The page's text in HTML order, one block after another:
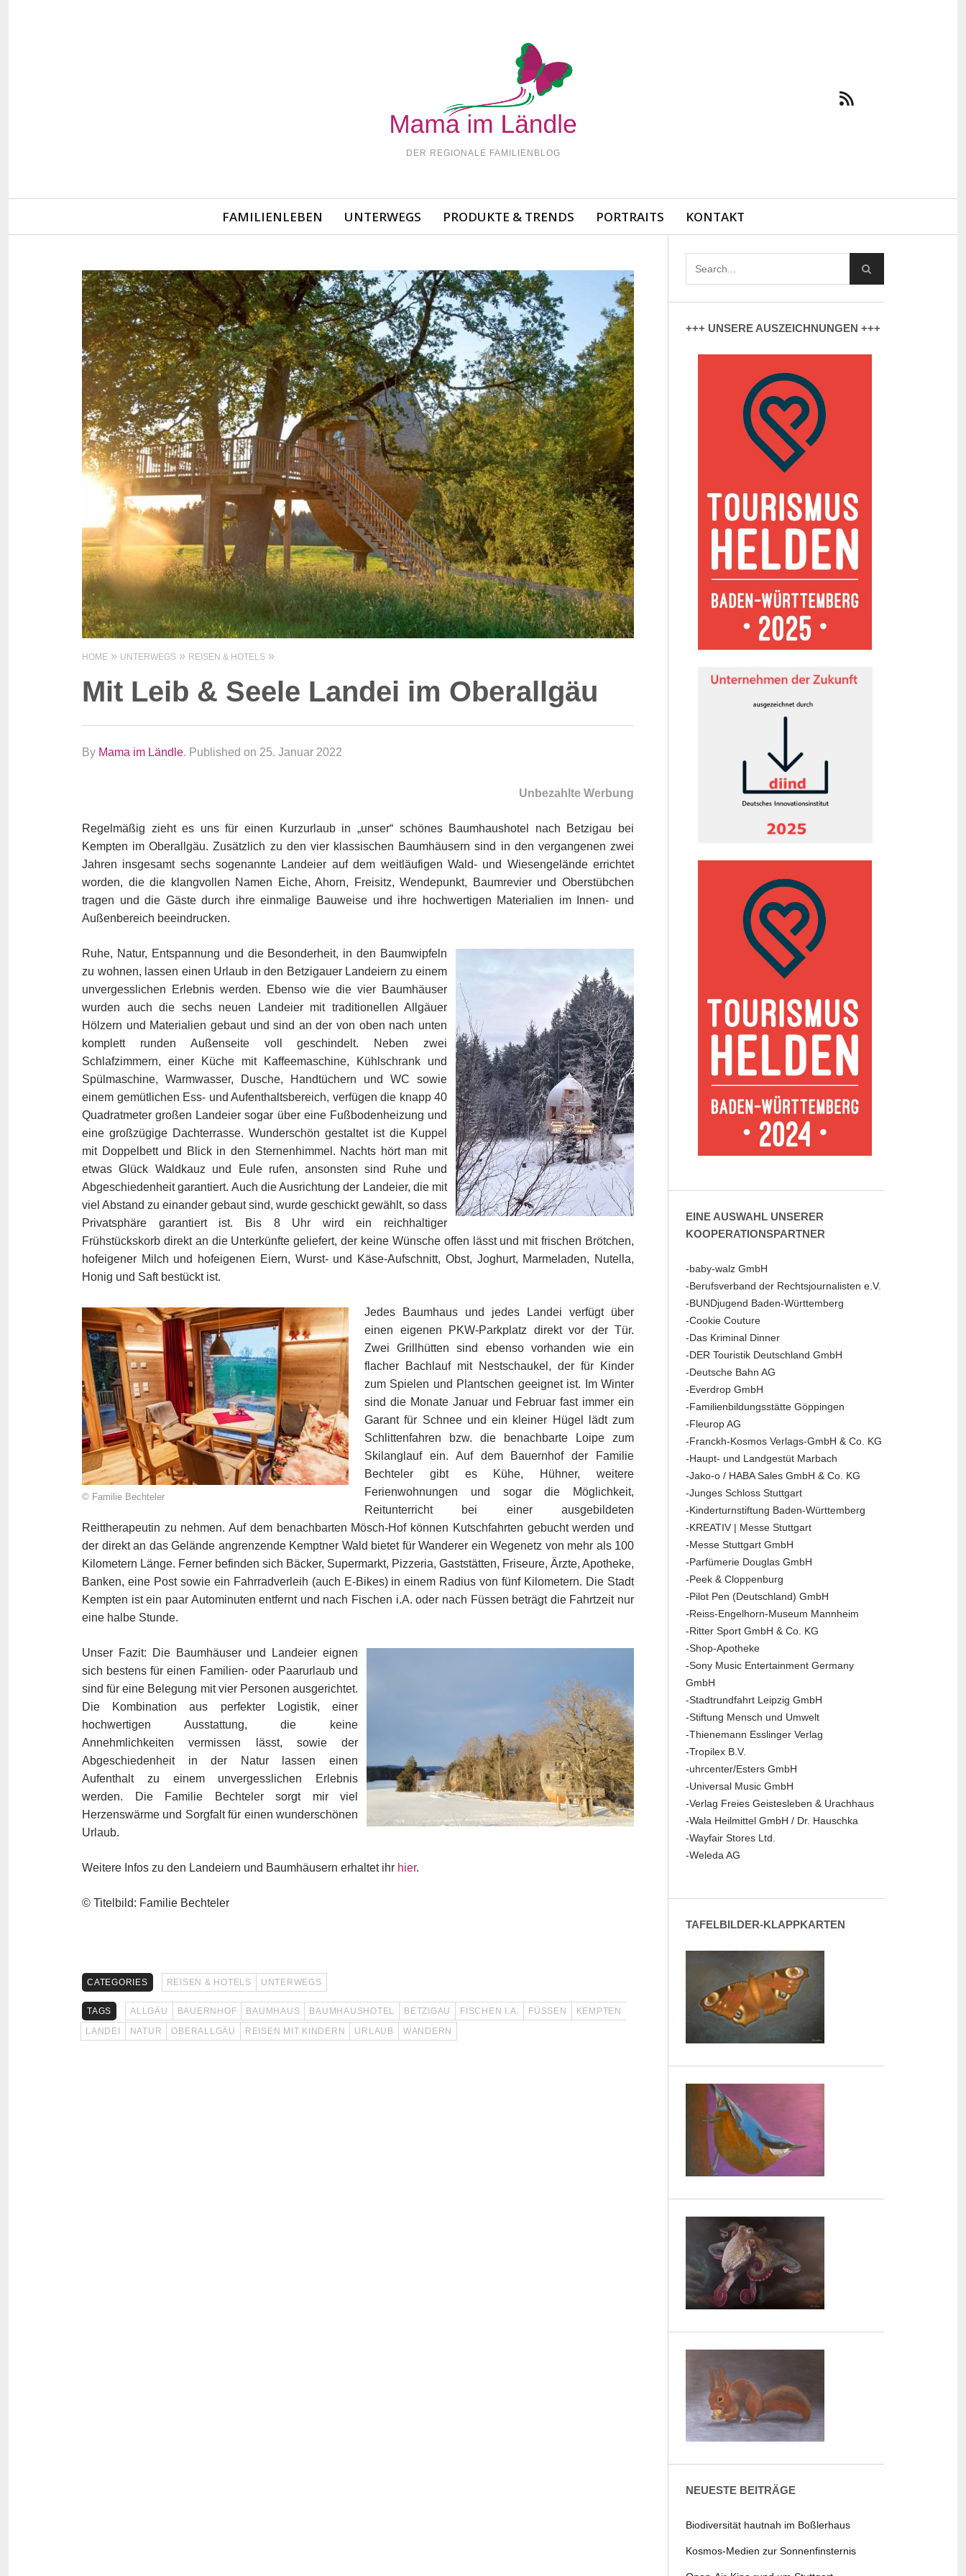
DER REGIONALE FAMILIENBLOG
Navigation
FAMILIENLEBEN UNTERWEGS PRODUKTE & TRENDS PORTRAITS KONTAKT
HOME UNTERWEGS REISEN & HOTELS
Mit Leib & Seele Landei im Oberallgäu
By Mama im Ländle. Published on 25. Januar 2022
Unbezahlte Werbung
Regelmäßig zieht es uns für einen Kurzurlaub in „unser“ schönes Baumhaushotel nach Betzigau bei
Kempten im Oberallgäu. Zusätzlich zu den vier klassischen Baumhäusern sind in den vergangenen zwei
Jahren insgesamt sechs sogenannte Landeier auf dem weitläufigen Wald- und Wiesengelände errichtet
worden, die die klangvollen Namen Eiche, Ahorn, Freisitz, Wendepunkt, Baumrevier und Oberstübchen
tragen und die Gäste durch ihre einmalige Bauweise und ihre hochwertigen Materialien im Innen- und
Außenbereich beeindrucken.
Ruhe, Natur, Entspannung und die Besonderheit, in den Baumwipfeln
zu wohnen, lassen einen Urlaub in den Betzigauer Landeiern zu einem
unvergesslichen Erlebnis werden. Ebenso wie die vier Baumhäuser
wurden auch die sechs neuen Landeier mit traditionellen Allgäuer
Hölzern und Materialien gebaut und sind an der von oben nach unten
komplett runden Außenseite voll geschindelt. Neben zwei
Schlafzimmern, einer Küche mit Kaffeemaschine, Kühlschrank und
Spülmaschine, Warmwasser, Dusche, Handtüchern und WC sowie
einem gemütlichen Ess- und Aufenthaltsbereich, verfügen die knapp 40
Quadratmeter großen Landeier sogar über eine Fußbodenheizung und
eine großzügige Dachterrasse. Wunderschön gestaltet ist die Kuppel
mit Doppelbett und Blick in den Sternenhimmel. Nachts hört man mit
etwas Glück Waldkauz und Eule rufen, ansonsten sind Ruhe und
Abgeschiedenheit garantiert. Auch die Ausrichtung der Landeier, die mit
viel Abstand zu einander gebaut sind, wurde geschickt gewählt, so dass
Privatsphäre garantiert ist. Bis 8 Uhr wird ein reichhaltiger
Frühstückskorb direkt an die Unterkünfte geliefert, der keine Wünsche offen lässt und mit frischen Brötchen,
hofeigener Milch und hofeigenen Eiern, Wurst- und Käse-Aufschnitt, Obst, Joghurt, Marmeladen, Nutella,
Honig und Saft bestückt ist.
© Familie Bechteler
Jedes Baumhaus und jedes Landei verfügt über
einen eigenen PKW-Parkplatz direkt vor der Tür.
Zwei Grillhütten sind ebenso vorhanden wie ein
flacher Bachlauf mit Nestschaukel, der für Kinder
zum Spielen und Plantschen geeignet ist. Im Winter
sind die Monate Januar und Februar fast immer ein
Garant für Schnee und ein kleiner Hügel lädt zum
Schlittenfahren bzw. die benachbarte Loipe zum
Skilanglauf ein. Auf dem Bauernhof der Familie
Bechteler gibt es Kühe, Hühner, weitere
Ferienwohnungen und sogar die Möglichkeit,
Reitunterricht bei einer ausgebildeten
Reittherapeutin zu nehmen. Auf dem benachbarten Mösch-Hof können Kutschfahrten gebucht werden und
der direkt an das Gelände angrenzende Kemptner Wald bietet für Wanderer ein Wegenetz von mehr als 100
Kilometern Länge. Ferner befinden sich Bäcker, Supermarkt, Pizzeria, Gaststätten, Friseure, Ärzte, Apotheke,
Banken, eine Post sowie ein Fahrradverleih (auch E-Bikes) in einem Radius von fünf Kilometern. Die Stadt
Kempten ist ein paar Autominuten entfernt und nach Fischen i.A. oder nach Füssen beträgt die Fahrtzeit nur
eine halbe Stunde.
Unser Fazit: Die Baumhäuser und Landeier eignen
sich bestens für einen Familien- oder Paarurlaub und
sind für eine Belegung mit vier Personen ausgerichtet.
Die Kombination aus perfekter Logistik, einer
hochwertigen Ausstattung, die keine
Annehmlichkeiten vermissen lässt, sowie der
Abgeschiedenheit in der Natur lassen einen
Aufenthalt zu einem unvergesslichen Erlebnis
werden. Die Familie Bechteler sorgt mir viel
Herzenswärme und Sorgfalt für einen wunderschönen
Urlaub.
Weitere Infos zu den Landeiern und Baumhäusern erhaltet ihr hier.
© Titelbild: Familie Bechteler
CATEGORIES REISEN & HOTELS UNTERWEGS
TAGS ALLGÄU BAUERNHOF BAUMHAUS BAUMHAUSHOTEL BETZIGAU FISCHEN I.A. FÜSSEN
KEMPTEN
LANDEI
NATUR OBERALLGÄU REISEN MIT KINDERN URLAUB WANDERN
+++ UNSERE AUSZEICHNUNGEN +++
EINE AUSWAHL UNSERER
KOOPERATIONSPARTNER
-baby-walz GmbH
-Berufsverband der Rechtsjournalisten e.V.
-BUNDjugend Baden-Württemberg
-Cookie Couture
-Das Kriminal Dinner
-DER Touristik Deutschland GmbH
-Deutsche Bahn AG
-Everdrop GmbH
-Familienbildungsstätte Göppingen
-Fleurop AG
-Franckh-Kosmos Verlags-GmbH & Co. KG
-Haupt- und Landgestüt Marbach
-Jako-o / HABA Sales GmbH & Co. KG
-Junges Schloss Stuttgart
-Kinderturnstiftung Baden-Württemberg
-KREATIV | Messe Stuttgart
-Messe Stuttgart GmbH
-Parfümerie Douglas GmbH
-Peek & Cloppenburg
-Pilot Pen (Deutschland) GmbH
-Reiss-Engelhorn-Museum Mannheim
-Ritter Sport GmbH & Co. KG
-Shop-Apotheke
-Sony Music Entertainment Germany
GmbH
-Stadtrundfahrt Leipzig GmbH
-Stiftung Mensch und Umwelt
-Thienemann Esslinger Verlag
-Tropilex B.V.
-uhrcenter/Esters GmbH
-Universal Music GmbH
-Verlag Freies Geistesleben & Urachhaus
-Wala Heilmittel GmbH / Dr. Hauschka
-Wayfair Stores Ltd.
-Weleda AG
TAFELBILDER-KLAPPKARTEN
NEUESTE BEITRÄGE
Biodiversität hautnah im Boßlerhaus
Kosmos-Medien zur Sonnenfinsternis